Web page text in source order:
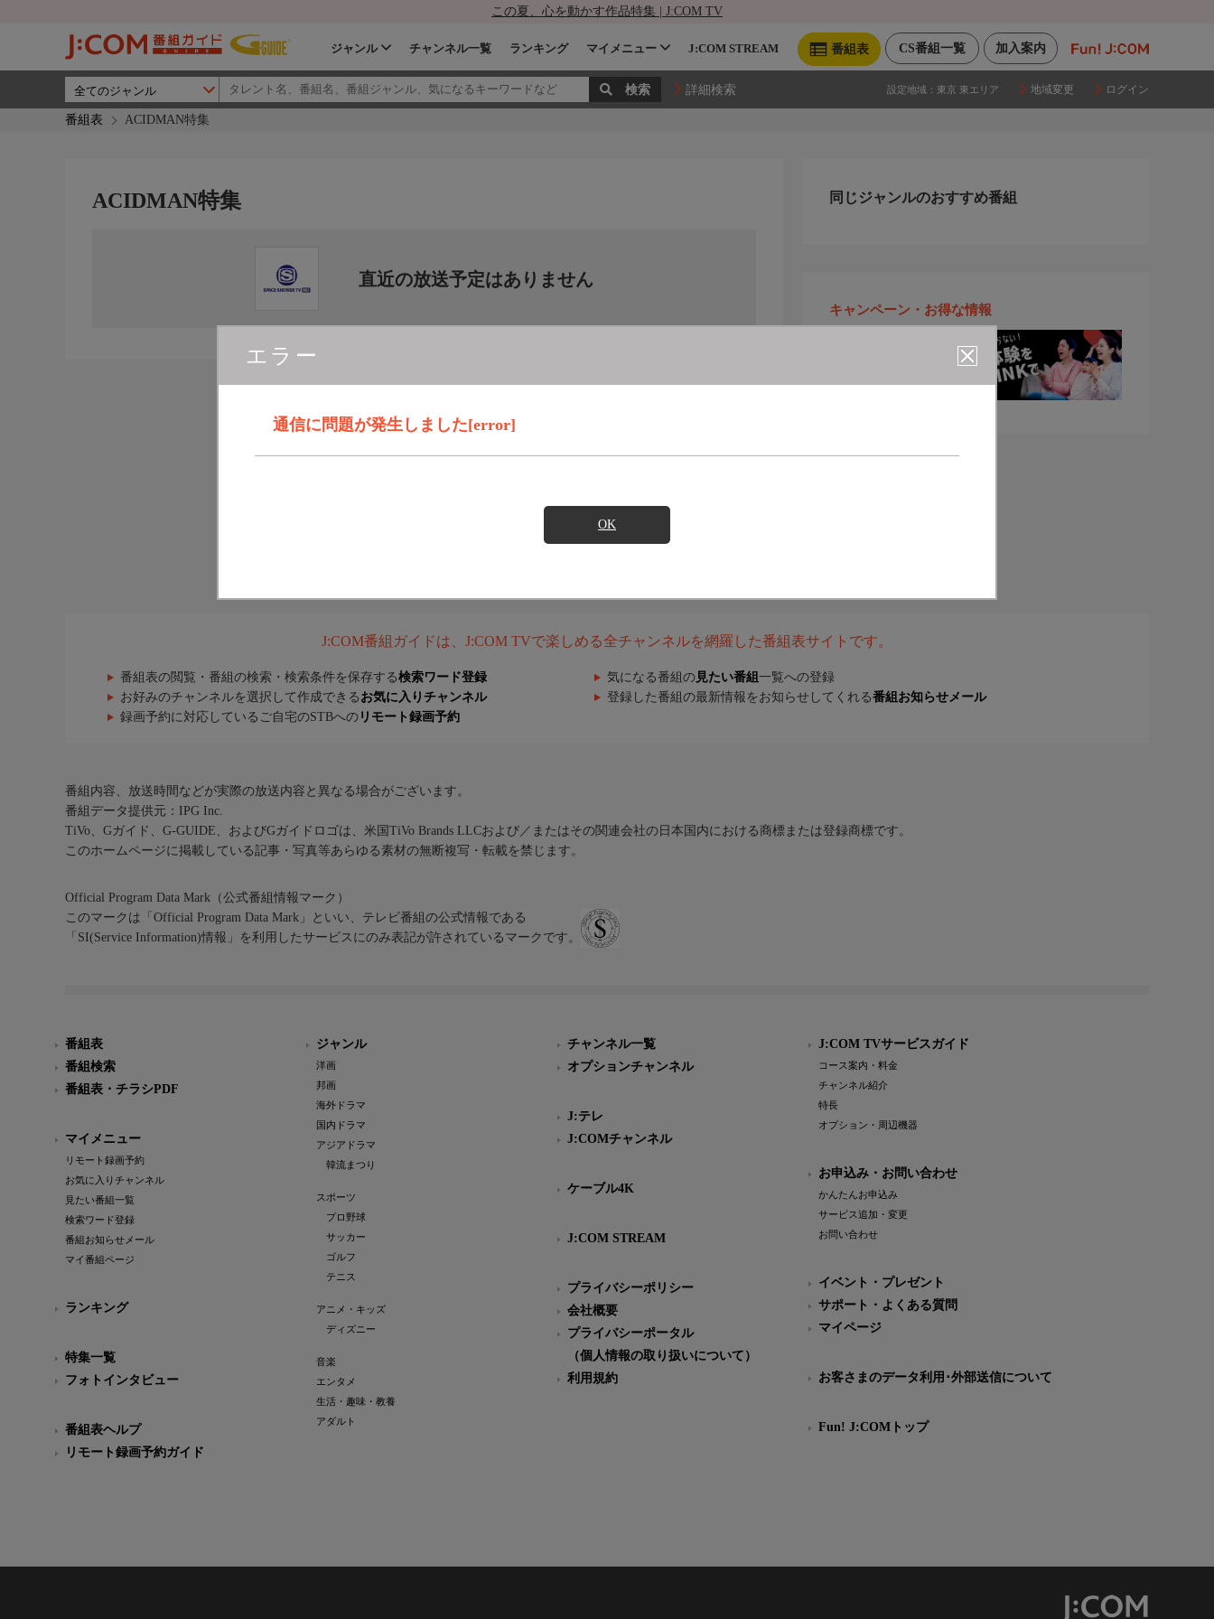
この夏、心を動かす作品特集 | J:COM TV
加入案内
CS番組一覧
番組表
ジャンル チャンネル一覧 ランキング マイメニュー J:COM STREAM
詳細検索 設定地域： 東京 東エリア 地域変更 ログイン
番組表 ACIDMAN特集
エラー
通信に問題が発生しました[error]
OK
ACIDMAN特集
直近の放送予定はありません
同じジャンルのおすすめ番組
キャンペーン・お得な情報
J:COM番組ガイドは、J:COM TVで楽しめる全チャンネルを網羅した番組表サイトです。
番組表の閲覧・番組の検索・検索条件を保存する検索ワード登録 気になる番組の 見たい番組 一覧への登録
お好みのチャンネルを選択して作成できる お気に入りチャンネル 登録した番組の最新情報をお知らせしてくれる番組お知らせメール
録画予約に対応しているご自宅のSTBへの リモート録画予約
番組内容、放送時間などが実際の放送内容と異なる場合がございます。
番組データ提供元：IPG Inc.
TiVo、Gガイド、G-GUIDE、およびGガイドロゴは、米国TiVo Brands LLCおよび／またはその関連会社の日本国内における商標または登録商標です。
このホームページに掲載している記事・写真等あらゆる素材の無断複写・転載を禁じます。
Official Program Data Mark（公式番組情報マーク）
このマークは「Official Program Data Mark」といい、テレビ番組の公式情報である
「SI(Service Information)情報」を利用したサービスにのみ表記が許されているマークです。
番組表
番組検索
番組表・チラシPDF
マイメニュー
リモート録画予約
お気に入りチャンネル
見たい番組一覧
検索ワード登録
番組お知らせメール
マイ番組ページ
ランキング
特集一覧
フォトインタビュー
番組表ヘルプ
リモート録画予約ガイド
ジャンル
洋画
邦画
海外ドラマ
国内ドラマ
アジアドラマ
韓流まつり
スポーツ
プロ野球
サッカー
ゴルフ
テニス
アニメ・キッズ
ディズニー
音楽
エンタメ
生活・趣味・教養
アダルト
チャンネル一覧
オプションチャンネル
J:テレ
J:COMチャンネル
ケーブル4K
J:COM STREAM
プライバシーポリシー
会社概要
プライバシーポータル
（個人情報の取り扱いについて）
利用規約
J:COM TVサービスガイド
コース案内・料金
チャンネル紹介
特長
オプション・周辺機器
お申込み・お問い合わせ
かんたんお申込み
サービス追加・変更
お問い合わせ
イベント・プレゼント
サポート・よくある質問
マイページ
お客さまのデータ利用･外部送信について
Fun! J:COMトップ